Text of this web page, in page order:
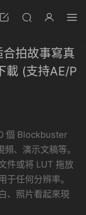
拍故事寫真
載 (支持AE/P
個 Blockbuster
、演示文稿等。
件或将 LUT 拖放
任何分辨率。
、照片看起來現